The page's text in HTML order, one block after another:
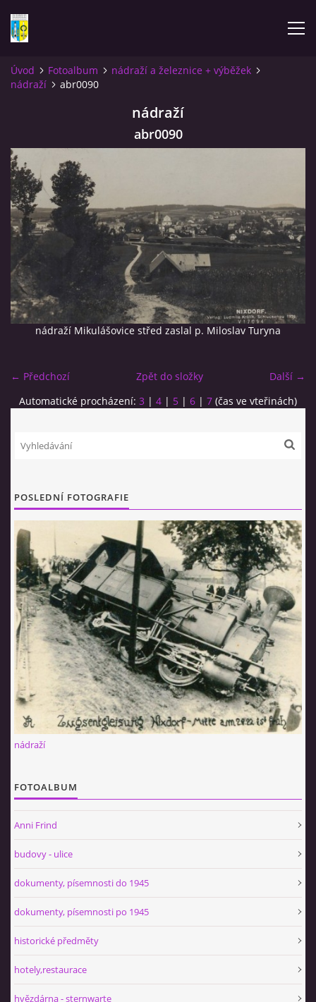
ÚVOD
FOTOALBUM
KOMENTÁŘE
KONTAKT
KNIHA MIKULÁŠOVICE - NIXDORF
Úvod Fotoalbum
nádraží a železnice + výběžek
nádraží
abr0090
nádraží
abr0090
nádraží Mikulášovice střed zaslal p. Miloslav Turyna
← Předchozí Další →
Zpět do složky
Automatické procházení: 3 | 4 | 5 | 6 | 7 (čas ve vteřinách)
POSLEDNÍ FOTOGRAFIE
nádraží
FOTOALBUM
Anni Frind
budovy - ulice
dokumenty, písemnosti do 1945
dokumenty, písemnosti po 1945
historické předměty
hotely,restaurace
hvězdárna - sternwarte